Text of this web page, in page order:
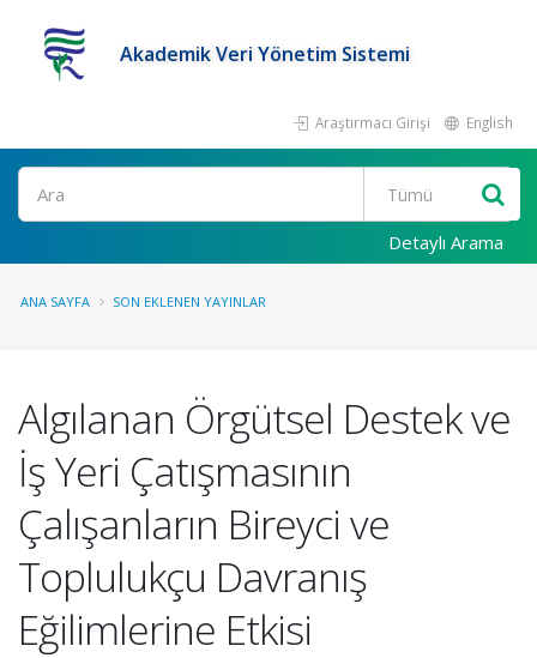
Akademik Veri Yönetim Sistemi
Araştırmacı Girişi English
Ara
Detaylı Arama
ANA SAYFA SON EKLENEN YAYINLAR
Algılanan Örgütsel Destek ve
İş Yeri Çatışmasının
Çalışanların Bireyci ve
Toplulukçu Davranış
Eğilimlerine Etkisi